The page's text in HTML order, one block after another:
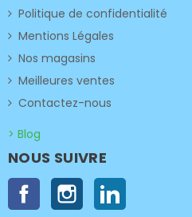
Politique de confidentialité
Mentions Légales
Nos magasins
Meilleures ventes
Contactez-nous
> Blog
NOUS SUIVRE
Facebook Instagram